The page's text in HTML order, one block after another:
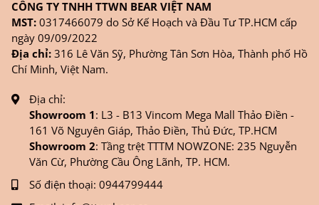
CÔNG TY TNHH TTWN BEAR VIỆT NAM
MST: 0317466079 do Sở Kế Hoạch và Đầu Tư TP.HCM cấp
ngày 09/09/2022
Địa chỉ: 316 Lê Văn Sỹ, Phường Tân Sơn Hòa, Thành phố Hồ
Chí Minh, Việt Nam.
Địa chỉ:
Showroom 1: L3 - B13 Vincom Mega Mall Thảo Điền -
161 Võ Nguyên Giáp, Thảo Điền, Thủ Đức, TP.HCM
Showroom 2: Tầng trệt TTTM NOWZONE: 235 Nguyễn
Văn Cừ, Phường Cầu Ông Lãnh, TP. HCM.
Số điện thoại: 0944799444